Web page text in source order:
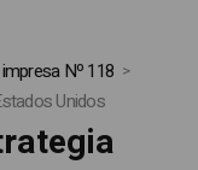
Nº 118
Unidos